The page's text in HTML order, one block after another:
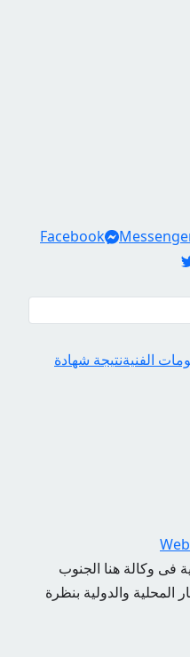
Facebook
الفنيةنتيجة شهادة
فى وكالة هنا الجنوب
المحلية والدولية بنظرة